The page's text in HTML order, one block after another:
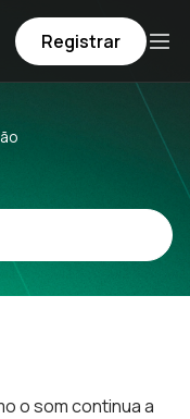
Registrar
o som continua a